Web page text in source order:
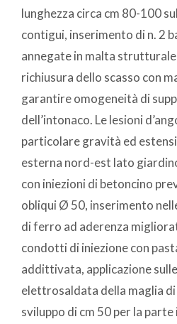
lunghezza circa cm 80-100
contigui, inserimento di n. 2
annegate in malta
richiusura dello scasso con
garantire omogeneità di
dell’intonaco. Le lesioni
particolare gravità ed
esterna nord-est lato
con iniezioni di betoncino
obliqui Ø 50, inserimento
di ferro ad aderenza
condotti di iniezione con
addittivata, applicazione
elettrosaldata della maglia
sviluppo di cm 50 per la